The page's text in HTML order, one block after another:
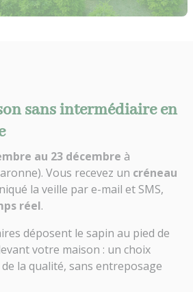
sans intermédiaire en
au 23 décembre à
Vous recevez un créneau
la veille par e-mail et SMS,
réel.
déposent le sapin au pied de
votre maison : un choix
la qualité, sans entreposage